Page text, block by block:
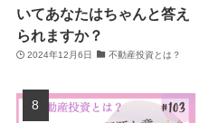
いてあなたはちゃんと答え
られますか？
2024年12月6日 不動産投資とは？